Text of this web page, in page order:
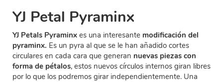
YJ Petal Pyraminx
YJ Petals Pyraminx es una interesante modificación del
pyraminx. Es un pyra al que se le han añadido cortes
circulares en cada cara que generan nuevas piezas con
forma de pétalos, estos nuevos círculos internos giran libres
por lo que los podremos girar independientemente. Una